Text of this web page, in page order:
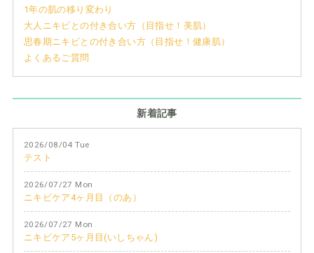
1年の肌の移り変わり
大人ニキビとの付き合い方（目指せ！美肌）
思春期ニキビとの付き合い方（目指せ！健康肌）
よくあるご質問
新着記事
2026/08/04 Tue
テスト
2026/07/27 Mon
ニキビケア4ヶ月目（のあ）
2026/07/27 Mon
ニキビケア5ヶ月目(いしちゃん)